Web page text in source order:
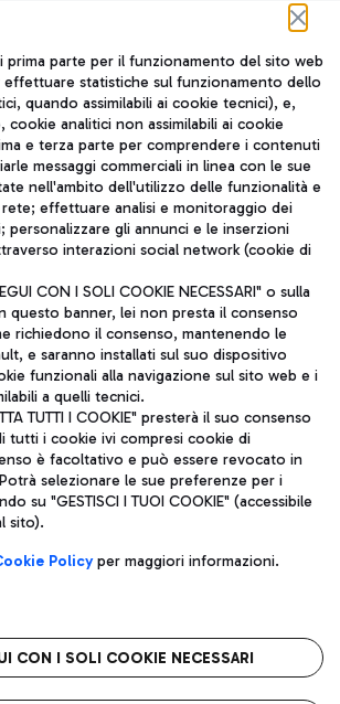
TRAVEL JOURNAL
ITA
- Società soggetta a direzione e
S.p.A.
delle Imprese di Roma 13032990155 P.
int. vers.
Paolo Racchetti 1 - 00054 Fiumicino (RM)
Note legali
Roma FCO
L'aeroporto stellato
prima parte per il funzionamento del sito web
statistiche sul funzionamento dello
quando assimilabili ai cookie tecnici), e,
cookie analitici non assimilabili ai cookie
e terza parte per comprendere i contenuti
messaggi commerciali in linea con le sue
nell'ambito dell'utilizzo delle funzionalità e
effettuare analisi e monitoraggio dei
personalizzare gli annunci e le inserzioni
interazioni social network (cookie di
CON I SOLI COOKIE NECESSARI" o sulla
questo banner, lei non presta il consenso
richiedono il consenso, mantenendo le
e saranno installati sul suo dispositivo
funzionali alla navigazione sul sito web e i
a quelli tecnici.
TUTTI I COOKIE" presterà il suo consenso
tutti i cookie ivi compresi cookie di
è facoltativo e può essere revocato in
selezionare le sue preferenze per i
su "GESTISCI I TUOI COOKIE" (accessibile
sito).
Policyper maggiori informazioni.
CON I SOLI COOKIE NECESSARI